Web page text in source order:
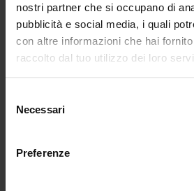
nostri partner che si occupano di
pubblicità e social media, i quali
con altre informazioni che hai
raccolto dal tuo utilizzo dei loro
delNecessari
Preferenze
I accept the Privacy